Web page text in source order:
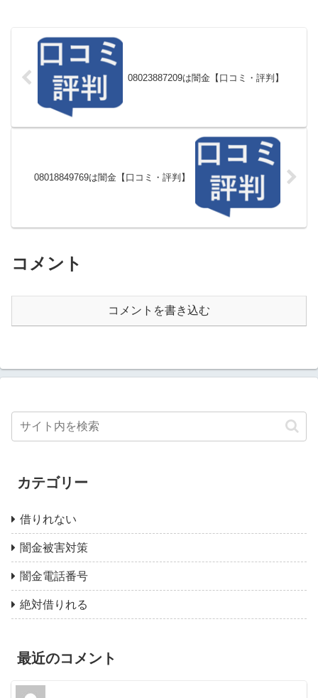
08023887209は闇金【口コミ・評判】
08018849769は闇金【口コミ・評判】
コメント
コメントを書き込む
カテゴリー
借りれない
闇金被害対策
闇金電話番号
絶対借りれる
最近のコメント